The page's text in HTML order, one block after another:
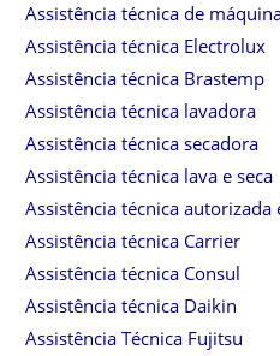
Assistência técnica de
Assistência técnica Electrolux
Assistência técnica Brastemp
Assistência técnica lavadora
Assistência técnica secadora
Assistência técnica lava e seca
Assistência técnica
Assistência técnica Carrier
Assistência técnica Consul
Assistência técnica Daikin
Assistência Técnica Fujitsu